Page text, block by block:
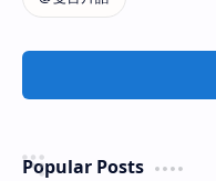
Popular Posts